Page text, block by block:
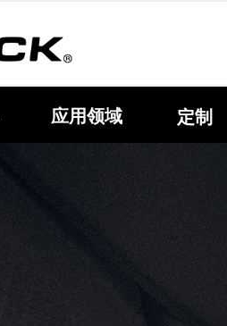
定制
应用领域